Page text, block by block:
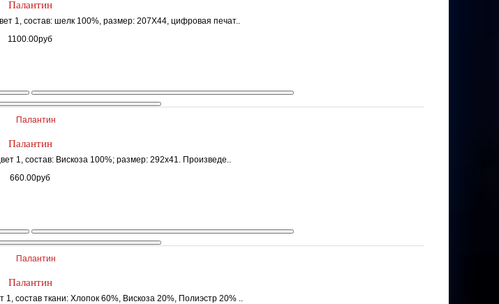
Палантин
1, состав: шелк 100%, размер: 207Х44, цифровая печат..
1100.00руб
Палантин
1, состав: Вискоза 100%; размер: 292х41. Произведе..
660.00руб
Палантин
состав ткани: Хлопок 60%, Вискоза 20%, Полиэстр 20% ..